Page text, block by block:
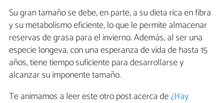
Su gran tamaño se debe, en parte, a su dieta rica en fibra
y su metabolismo eficiente, lo que le permite almacenar
reservas de grasa para el invierno. Además, al ser una
especie longeva, con una esperanza de vida de hasta 15
años, tiene tiempo suficiente para desarrollarse y
alcanzar su imponente tamaño.
Te animamos a leer este otro post acerca de¿Hay